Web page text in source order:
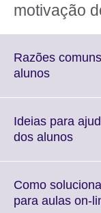
motivação
Razões
alunosClick
More
Ideias para
dos alunosClick
More
Como
para aulas on-